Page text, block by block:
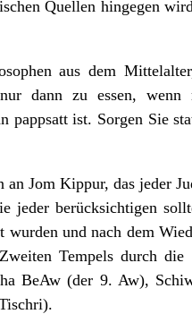
Quellen hingegen
aus dem
nur dann zu essen,
pappsatt ist. Sorgen Sie
Jom Kippur, das jeder
jeder berücksichtigen
und nach dem
Tempels durch
BeAw (der 9. Aw),